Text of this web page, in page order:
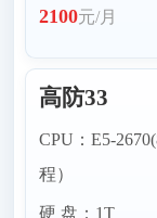
2100元/月
高防33
CPU：E5-
程）
硬 盘：1T